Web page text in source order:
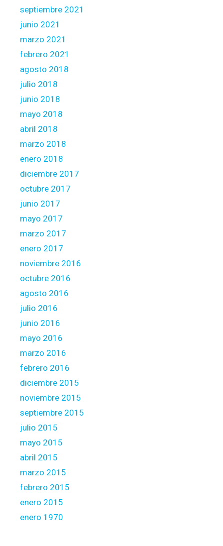
septiembre 2021
junio 2021
marzo 2021
febrero 2021
agosto 2018
julio 2018
junio 2018
mayo 2018
abril 2018
marzo 2018
enero 2018
diciembre 2017
octubre 2017
junio 2017
mayo 2017
marzo 2017
enero 2017
noviembre 2016
octubre 2016
agosto 2016
julio 2016
junio 2016
mayo 2016
marzo 2016
febrero 2016
diciembre 2015
noviembre 2015
septiembre 2015
julio 2015
mayo 2015
abril 2015
marzo 2015
febrero 2015
enero 2015
enero 1970